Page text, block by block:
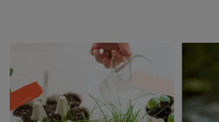
zu
Hause
mit
Ihren
Kindern
weniger
Wasser